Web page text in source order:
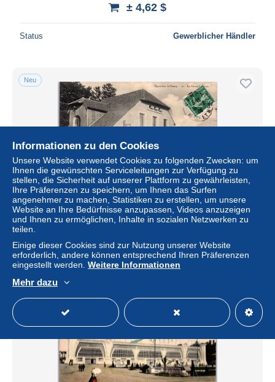
± 4,62 $
Status Gewerblicher Händler
Neu
54 NANCY EXPOSITION 1909 [REF/S025317]
Status Gewerblicher Händler
Neu
Informationen zu den Cookies
Unsere Website verwendet Cookies zu folgenden Zwecken: um
Ihnen die gewünschten Serviceleitungen zur Verfügung zu
stellen, die Sicherheit auf unserer Plattform zu gewährleisten,
Ihre Präferenzen zu speichern, um Ihnen das Surfen
angenehmer zu machen, Statistiken zu erstellen, um unsere
Website an Ihre Bedürfnisse anzupassen, Videos anzuzeigen
und Ihnen zu ermöglichen, Inhalte in sozialen Netzwerken zu
teilen.
Einige dieser Cookies sind zur Nutzung unserer Website
erforderlich, andere können entsprechend Ihren Präferenzen
eingestellt werden. Weitere Informationen
Mehr dazu